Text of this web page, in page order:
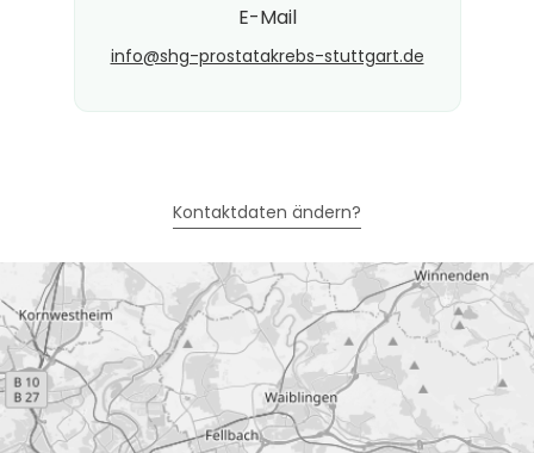
E-Mail
info@​shg-prostatakrebs-stuttgart.de
Kontaktdaten ändern?